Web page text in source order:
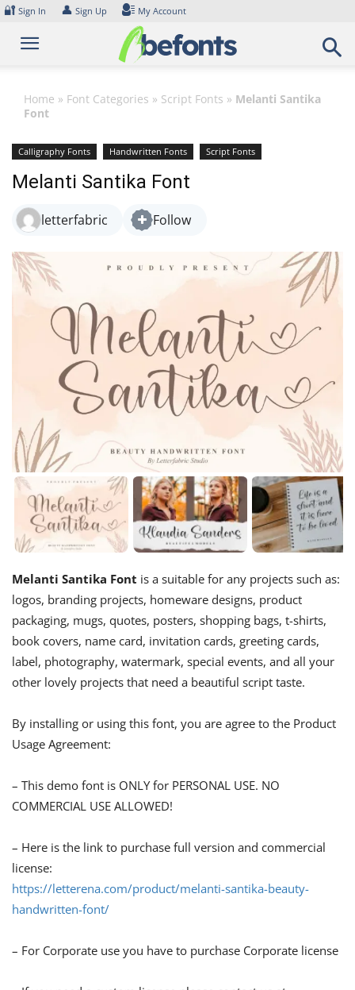
Skip
content
🔐 Sign In 👤 Sign Up My Account
Home » Font Categories » Script Fonts » Melanti Santika
Font
Calligraphy Fonts Handwritten Fonts Script Fonts
Melanti Santika Font
letterfabric Follow
Melanti Santika Font is a suitable for any projects such as:
logos, branding projects, homeware designs, product
packaging, mugs, quotes, posters, shopping bags, t-shirts,
book covers, name card, invitation cards, greeting cards,
label, photography, watermark, special events, and all your
other lovely projects that need a beautiful script taste.
By installing or using this font, you are agree to the Product
Usage Agreement:
– This demo font is ONLY for PERSONAL USE. NO
COMMERCIAL USE ALLOWED!
– Here is the link to purchase full version and commercial
license:
https://letterena.com/product/melanti-santika-beauty-
handwritten-font/
– For Corporate use you have to purchase Corporate license